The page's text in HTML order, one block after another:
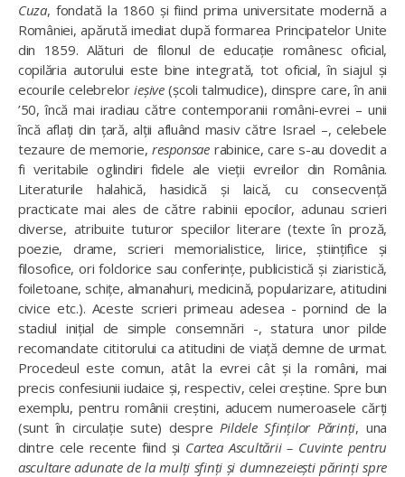
Cuza, fondată la 1860 și fiind prima universitate modernă a
României, apărută imediat după formarea Principatelor Unite
din 1859. Alături de filonul de educație românesc oficial,
copilăria autorului este bine integrată, tot oficial, în siajul și
ecourile celebrelorieșive(școli talmudice), dinspre care, în anii
’50, încă mai iradiau către contemporanii români-evrei – unii
încă aflați din țară, alții afluând masiv către Israel –, celebele
tezaure de memorie,responsaerabinice, care s-au dovedit a
fi veritabile oglindiri fidele ale vieții evreilor din România.
Literaturile halahică, hasidică și laică, cu consecvență
practicate mai ales de către rabinii epocilor, adunau scrieri
diverse, atribuite tuturor speciilor literare (texte în proză,
poezie, drame, scrieri memorialistice, lirice, științifice și
filosofice, ori folclorice sau conferințe, publicistică și ziaristică,
foiletoane, schițe, almanahuri, medicină, popularizare, atitudini
civice etc.). Aceste scrieri primeau adesea - pornind de la
stadiul inițial de simple consemnări -, statura unor pilde
recomandate cititorului ca atitudini de viață demne de urmat.
Procedeul este comun, atât la evrei cât și la români, mai
precis confesiunii iudaice și, respectiv, celei creștine. Spre bun
exemplu, pentru românii creștini, aducem numeroasele cărți
(sunt în circulație sute) desprePildele Sfinților Părinți, una
dintre cele recente fiind și Cartea Ascultării – Cuvinte pentru
ascultare adunate de la mulți sfinți și dumnezeiești părinți spre